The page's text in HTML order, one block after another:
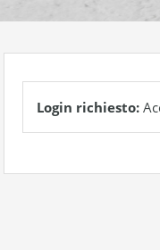
Login richiesto: